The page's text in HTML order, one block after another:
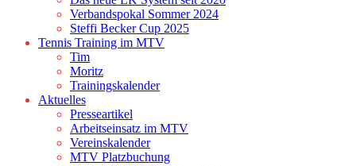
Verbandspokal Sommer 2024
Steffi Becker Cup 2025
Tennis Training im MTV
Tim
Moritz
Trainingskalender
Aktuelles
Presseartikel
Arbeitseinsatz im MTV
Vereinskalender
MTV Platzbuchung